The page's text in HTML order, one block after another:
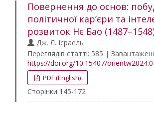
Повернення до основ:
політичної кар’єри та
розвиток Нє Бао
Дж. Л. Ісраель
Переглядів статті: 585 |
https://doi.org/10.15407/
PDF (English)
Сторінки 145-172